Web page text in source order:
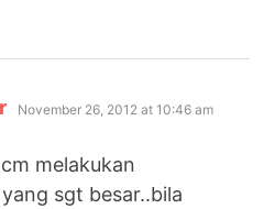
says:
November 26, 2012 at 10:46 am
melakukan
sgt besar..bila